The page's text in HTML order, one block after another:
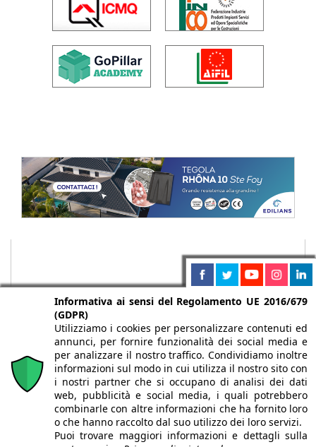
Chi siamo Autori Per la tua pubblicità
Iscriviti alla
newsletter
Informativa ai sensi del Regolamento UE 2016/679
(GDPR)
Utilizziamo i cookies per personalizzare contenuti ed
annunci, per fornire funzionalità dei social media e
per analizzare il nostro traffico. Condividiamo inoltre
informazioni sul modo in cui utilizza il nostro sito con
i nostri partner che si occupano di analisi dei dati
web, pubblicità e social media, i quali potrebbero
combinarle con altre informazioni che ha fornito loro
o che hanno raccolto dal suo utilizzo dei loro servizi.
Puoi trovare maggiori informazioni e dettagli sulla